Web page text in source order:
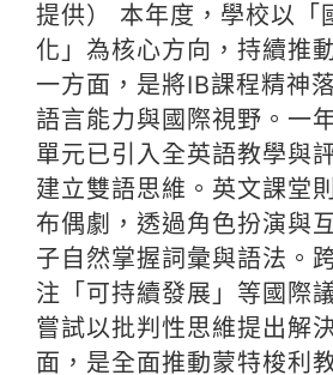
提供） 本年度，學校以「
化」為核心方向，持續推
一方面，是將IB課程精神
語言能力與國際視野。一
單元已引入全英語教學與
建立雙語思維。英文課堂
布偶劇，透過角色扮演與
子自然掌握詞彙與語法。
注「可持續發展」等國際
嘗試以批判性思維提出解
面，是全面推動蒙特梭利